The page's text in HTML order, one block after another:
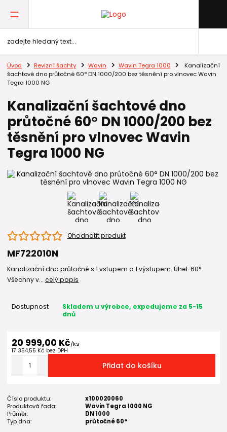
Úvod Revizní šachty Wavin Wavin Tegra 1000
Kanalizační
šachtové dno průtočné 60° DN 1000/200 bez těsnění pro vlnovec Wavin
Tegra 1000 NG
Kanalizační šachtové dno
průtočné 60° DN 1000/200 bez
těsnění pro vlnovec Wavin
Tegra 1000 NG
Ohodnotit produkt
MF722010N
Kanalizační dno průtočné s 1 vstupem a 1 výstupem. Úhel: 60°
Všechny v... celý popis
Dostupnost
Skladem u výrobce, expedujeme za 5-15
dnů
20 999,00 Kč/ks
17 354,55 Kč bez DPH
Přidat do košíku
Číslo produktu:
x100020060
Produktová řada:
Wavin Tegra 1000 NG
Průměr:
DN 1000
Typ dna:
průtočné 60°